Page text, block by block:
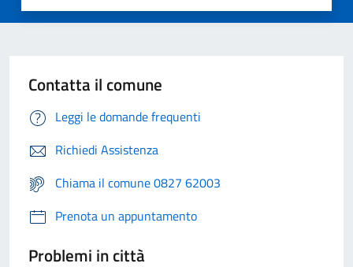
Contatta il comune
Leggi le domande frequenti
Richiedi Assistenza
Chiama il comune 0827 62003
Prenota un appuntamento
Problemi in città